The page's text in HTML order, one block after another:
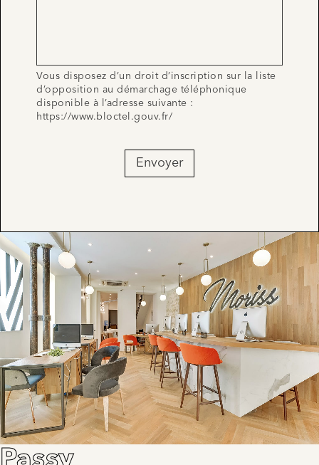
Vous disposez d’un droit d’inscription sur la liste
d’opposition au démarchage téléphonique
disponible à l’adresse suivante :
https://www.bloctel.gouv.fr/
Envoyer